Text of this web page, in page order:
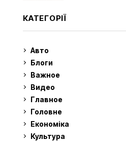
КАТЕГОРІЇ
Авто
Блоги
Важное
Видео
Главное
Головне
Економіка
Культура